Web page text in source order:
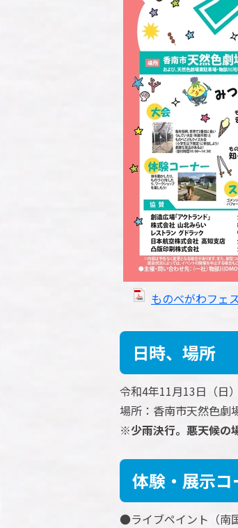
ものべがわフェ
日時、場所
令和4年11月13日（日
場所：香南市天然色劇
※少雨決行。悪天候の
体験・展示コ
●ライブペイント（南